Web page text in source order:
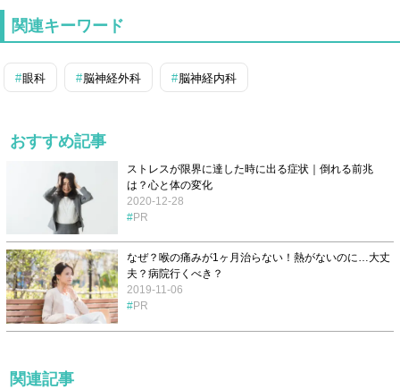
関連キーワード
眼科 脳神経外科 脳神経内科
おすすめ記事
ストレスが限界に達した時に出る症状｜倒れる前兆
は？心と体の変化
2020-12-28
PR
なぜ？喉の痛みが1ヶ月治らない！熱がないのに…大丈
夫？病院行くべき？
2019-11-06
PR
関連記事